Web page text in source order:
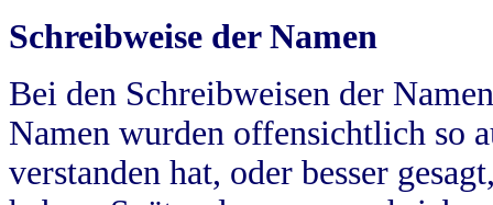
Schreibweise der Namen
Bei den Schreibweisen der
Namen wurden offensichtlich so
verstanden hat, oder besser